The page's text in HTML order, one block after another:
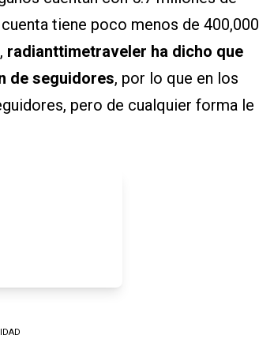
tiene poco menos de 400,000
radianttimetraveler ha dicho que
de seguidores, por lo que en los
pero de cualquier forma le